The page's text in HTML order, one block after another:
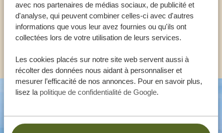
avec nos partenaires de médias sociaux, de publicité et
d'analyse, qui peuvent combiner celles-ci avec d'autres
informations que vous leur avez fournies ou qu'ils ont
collectées lors de votre utilisation de leurs services.
Les cookies placés sur notre site web servent aussi à
récolter des données nous aidant à personnaliser et
mesurer l’efficacité de nos annonces. Pour en savoir plus,
lisez la politique de confidentialité de Google.
FR:+33 257 28 0079